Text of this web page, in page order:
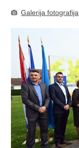
Galerija fotografija